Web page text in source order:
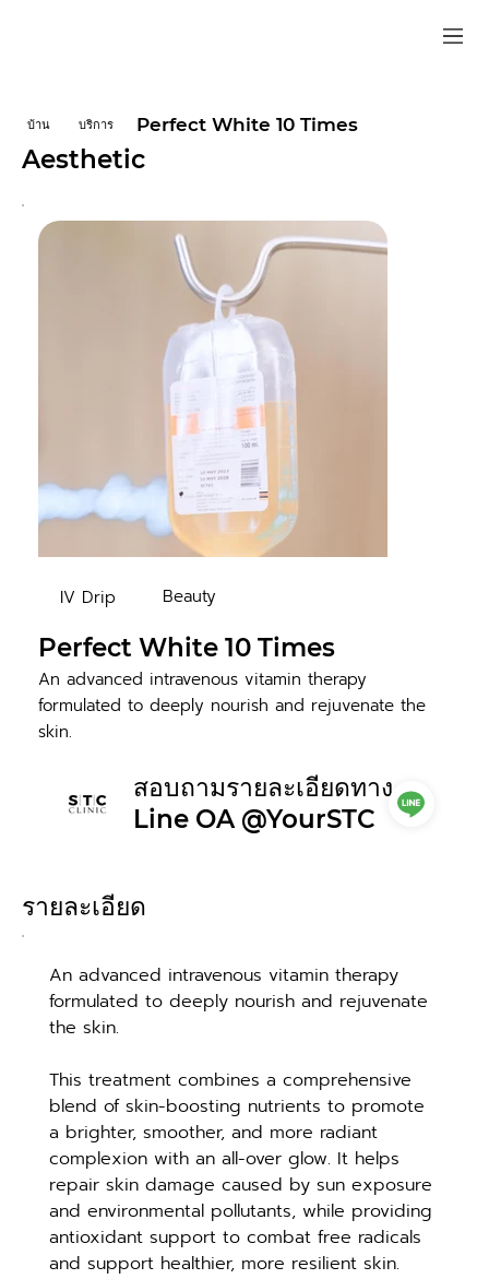
บ้าน บริการ Perfect White 10 Times
Aesthetic
IV Drip Beauty
Perfect White 10 Times
An advanced intravenous vitamin therapy
formulated to deeply nourish and rejuvenate the
skin.
สอบถามรายละเอียดทาง
Line OA @YourSTC
รายละเอียด
An advanced intravenous vitamin therapy
formulated to deeply nourish and rejuvenate
the skin.
This treatment combines a comprehensive
blend of skin-boosting nutrients to promote
a brighter, smoother, and more radiant
complexion with an all-over glow. It helps
repair skin damage caused by sun exposure
and environmental pollutants, while providing
antioxidant support to combat free radicals
and support healthier, more resilient skin.